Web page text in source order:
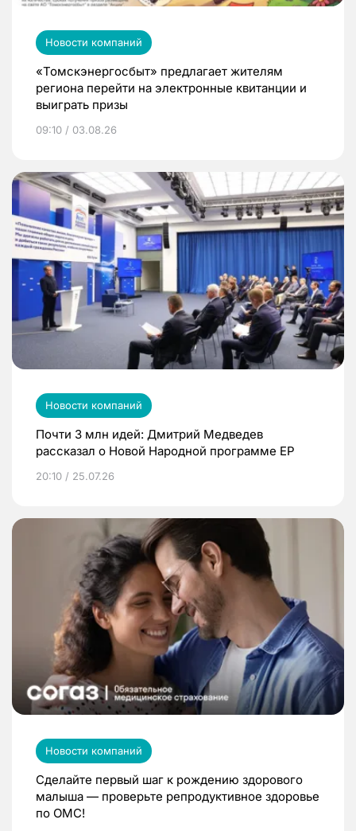
Новости компаний
«Томскэнергосбыт» предлагает жителям
региона перейти на электронные квитанции и
выиграть призы
09:10 / 03.08.26
Новости компаний
Почти 3 млн идей: Дмитрий Медведев
рассказал о Новой Народной программе ЕР
20:10 / 25.07.26
Новости компаний
Сделайте первый шаг к рождению здорового
малыша — проверьте репродуктивное здоровье
по ОМС!